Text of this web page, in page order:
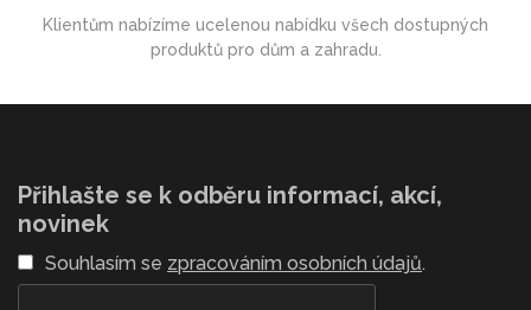
Klientům nabízíme ucelenou nabídku všech dostupných
produktů pro dům a zahradu.
Přihlašte se k odběru informací, akcí,
novinek
Souhlasím se zpracováním osobních údajů.